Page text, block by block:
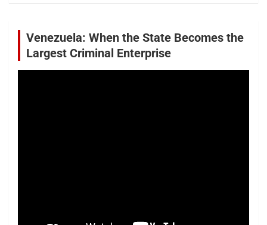
Venezuela: When the State Becomes the
Largest Criminal Enterprise